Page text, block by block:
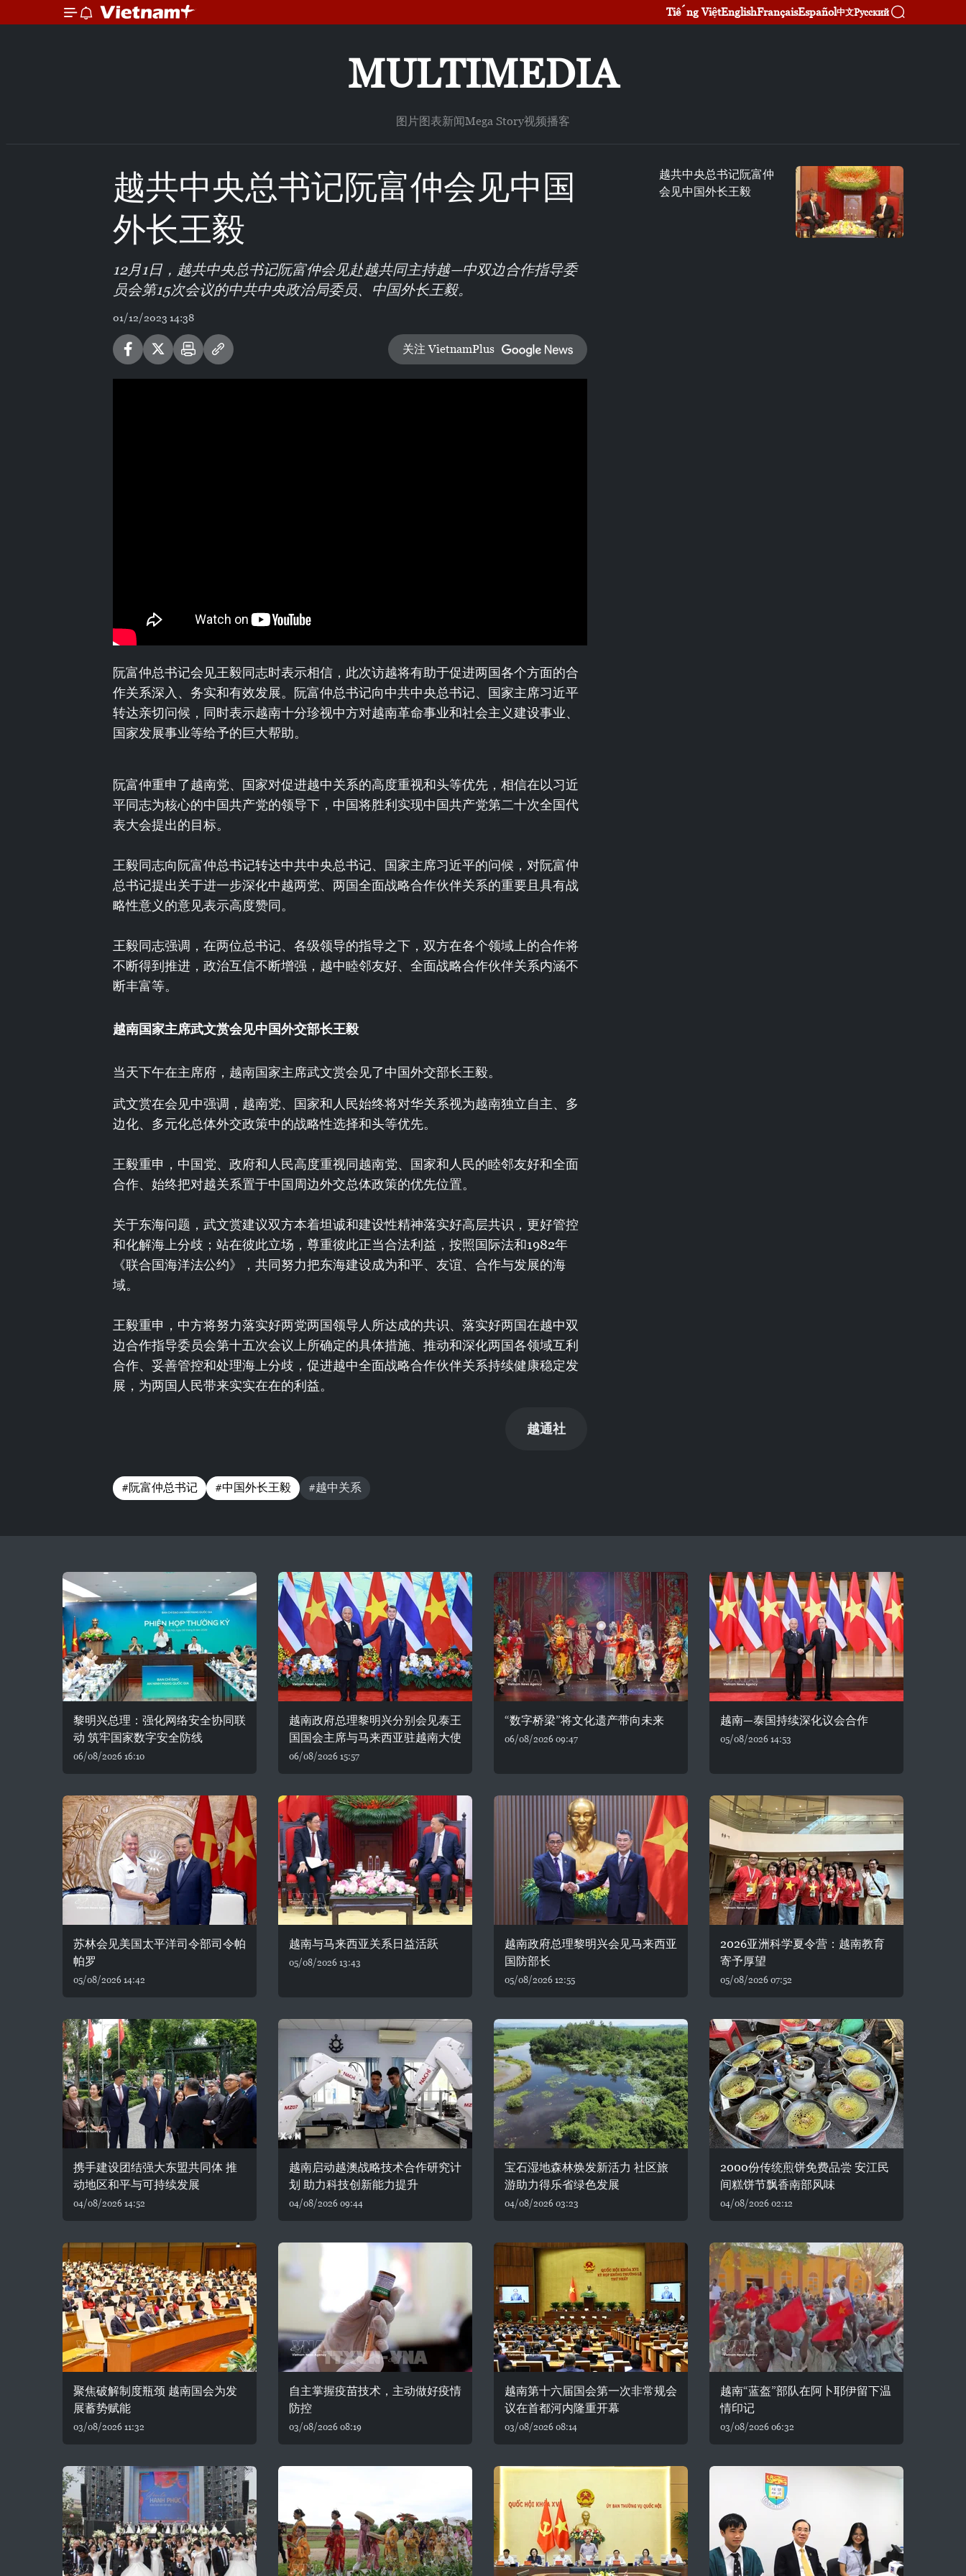
Tiếng ViệtEnglishFrançaisEspañol中文Русский
MULTIMEDIA
图片图表新闻Mega Story视频播客
越共中央总书记阮富仲会见中国
外长王毅
12月1日，越共中央总书记阮富仲会见赴越共同主持越—中双边合作指导委
员会第15次会议的中共中央政治局委员、中国外长王毅。
01/12/2023 14:38
关注 VietnamPlus
阮富仲总书记会见王毅同志时表示相信，此次访越将有助于促进两国各个方面的合
作关系深入、务实和有效发展。阮富仲总书记向中共中央总书记、国家主席习近平
转达亲切问候，同时表示越南十分珍视中方对越南革命事业和社会主义建设事业、
国家发展事业等给予的巨大帮助。
阮富仲重申了越南党、国家对促进越中关系的高度重视和头等优先，相信在以习近
平同志为核心的中国共产党的领导下，中国将胜利实现中国共产党第二十次全国代
表大会提出的目标。
王毅同志向阮富仲总书记转达中共中央总书记、国家主席习近平的问候，对阮富仲
总书记提出关于进一步深化中越两党、两国全面战略合作伙伴关系的重要且具有战
略性意义的意见表示高度赞同。
王毅同志强调，在两位总书记、各级领导的指导之下，双方在各个领域上的合作将
不断得到推进，政治互信不断增强，越中睦邻友好、全面战略合作伙伴关系内涵不
断丰富等。
越南国家主席武文赏会见中国外交部长王毅
当天下午在主席府，越南国家主席武文赏会见了中国外交部长王毅。
武文赏在会见中强调，越南党、国家和人民始终将对华关系视为越南独立自主、多
边化、多元化总体外交政策中的战略性选择和头等优先。
王毅重申，中国党、政府和人民高度重视同越南党、国家和人民的睦邻友好和全面
合作、始终把对越关系置于中国周边外交总体政策的优先位置。
关于东海问题，武文赏建议双方本着坦诚和建设性精神落实好高层共识，更好管控
和化解海上分歧；站在彼此立场，尊重彼此正当合法利益，按照国际法和1982年
《联合国海洋法公约》，共同努力把东海建设成为和平、友谊、合作与发展的海
域。
王毅重申，中方将努力落实好两党两国领导人所达成的共识、落实好两国在越中双
边合作指导委员会第十五次会议上所确定的具体措施、推动和深化两国各领域互利
合作、妥善管控和处理海上分歧，促进越中全面战略合作伙伴关系持续健康稳定发
展，为两国人民带来实实在在的利益。
越通社
#阮富仲总书记 #中国外长王毅 #越中关系
越共中央总书记阮富仲
会见中国外长王毅
黎明兴总理：强化网络安全协同联
动 筑牢国家数字安全防线
06/08/2026 16:10
越南政府总理黎明兴分别会见泰王
国国会主席与马来西亚驻越南大使
06/08/2026 15:57
“数字桥梁”将文化遗产带向未来
06/08/2026 09:47
越南—泰国持续深化议会合作
05/08/2026 14:53
苏林会见美国太平洋司令部司令帕
帕罗
05/08/2026 14:42
越南与马来西亚关系日益活跃
05/08/2026 13:43
越南政府总理黎明兴会见马来西亚
国防部长
05/08/2026 12:55
2026亚洲科学夏令营：越南教育
寄予厚望
05/08/2026 07:52
携手建设团结强大东盟共同体 推
动地区和平与可持续发展
04/08/2026 14:52
越南启动越澳战略技术合作研究计
划 助力科技创新能力提升
04/08/2026 09:44
宝石湿地森林焕发新活力 社区旅
游助力得乐省绿色发展
04/08/2026 03:23
2000份传统煎饼免费品尝 安江民
间糕饼节飘香南部风味
04/08/2026 02:12
聚焦破解制度瓶颈 越南国会为发
展蓄势赋能
03/08/2026 11:32
自主掌握疫苗技术，主动做好疫情
防控
03/08/2026 08:19
越南第十六届国会第一次非常规会
议在首都河内隆重开幕
03/08/2026 08:14
越南“蓝盔”部队在阿卜耶伊留下温
情印记
03/08/2026 06:32